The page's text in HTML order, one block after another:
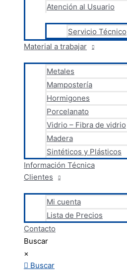
Atención al Usuario
Servicio Técnico
Material a trabajar
Metales
Mampostería
Hormigones
Porcelanato
Vidrio – Fibra de vidrio
Madera
Sintéticos y Plásticos
Información Técnica
Clientes
Mi cuenta
Lista de Precios
Contacto
Buscar
×
Buscar